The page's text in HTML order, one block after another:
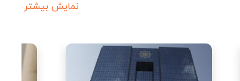
نمایش بیشتر